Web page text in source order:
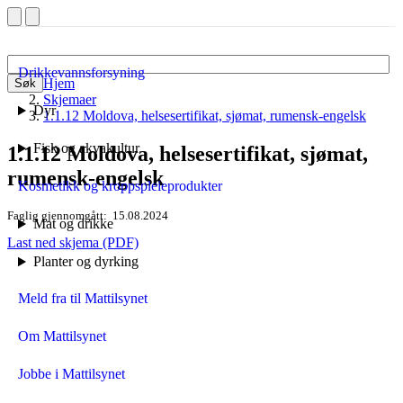
Søk
Drikkevannsforsyning
Dyr
Fisk og akvakultur
Kosmetikk og kroppspleieprodukter
Mat og drikke
Planter og dyrking
Meld fra til Mattilsynet
Om Mattilsynet
Jobbe i Mattilsynet
Hjem
Skjemaer
1.1.12 Moldova, helsesertifikat, sjømat, rumensk-engelsk
1.1.12 Moldova, helsesertifikat, sjømat,
rumensk-engelsk
Faglig gjennomgått 15.08.2024
Last ned skjema (PDF)